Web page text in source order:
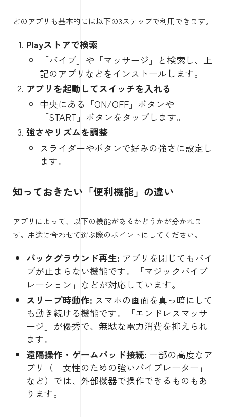
どのアプリも基本的には以下の3ステップで利用できます。
Playストアで検索
「バイブ」や「マッサージ」と検索し、上
記のアプリなどをインストールします。
アプリを起動してスイッチを入れる
中央にある「ON/OFF」ボタンや
「START」ボタンをタップします。
強さやリズムを調整
スライダーやボタンで好みの強さに設定し
ます。
知っておきたい「便利機能」の違い
アプリによって、以下の機能があるかどうかが分かれま
す。用途に合わせて選ぶ際のポイントにしてください。
バックグラウンド再生: アプリを閉じてもバイ
ブが止まらない機能です。「マジックバイブ
レーション」などが対応しています。
スリープ時動作: スマホの画面を真っ暗にして
も動き続ける機能です。「エンドレスマッサ
ージ」が優秀で、無駄な電力消費を抑えられ
ます。
遠隔操作・ゲームパッド接続: 一部の高度なア
プリ（「女性のための強いバイブレーター」
など）では、外部機器で操作できるものもあ
ります。